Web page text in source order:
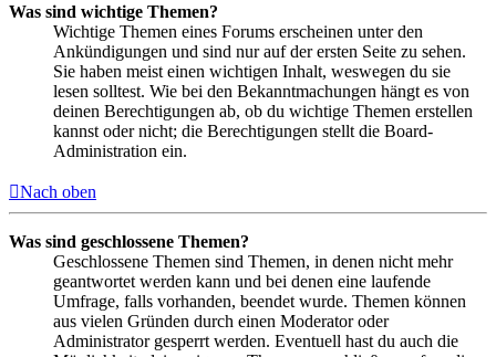
Was sind wichtige Themen?
Wichtige Themen eines Forums erscheinen unter den
Ankündigungen und sind nur auf der ersten Seite zu sehen.
Sie haben meist einen wichtigen Inhalt, weswegen du sie
lesen solltest. Wie bei den Bekanntmachungen hängt es von
deinen Berechtigungen ab, ob du wichtige Themen erstellen
kannst oder nicht; die Berechtigungen stellt die Board-
Administration ein.
Nach oben
Was sind geschlossene Themen?
Geschlossene Themen sind Themen, in denen nicht mehr
geantwortet werden kann und bei denen eine laufende
Umfrage, falls vorhanden, beendet wurde. Themen können
aus vielen Gründen durch einen Moderator oder
Administrator gesperrt werden. Eventuell hast du auch die